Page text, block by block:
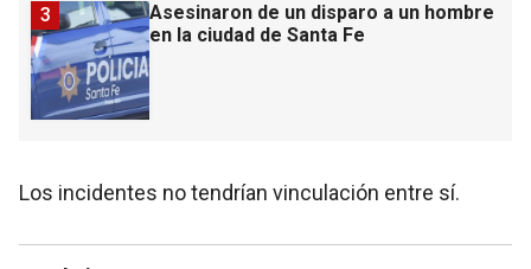
Asesinaron de un disparo a un hombre
en la ciudad de Santa Fe
3
Los incidentes no tendrían vinculación entre sí.